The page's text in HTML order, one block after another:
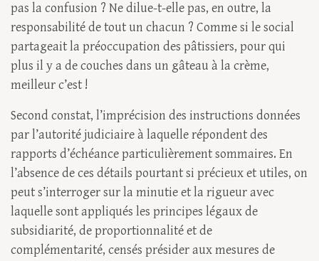
pas la confusion ? Ne dilue-t-elle pas, en outre, la
responsabilité de tout un chacun ? Comme si le social
partageait la préoccupation des pâtissiers, pour qui
plus il y a de couches dans un gâteau à la crème,
meilleur c’est !
Second constat, l’imprécision des instructions données
par l’autorité judiciaire à laquelle répondent des
rapports d’échéance particulièrement sommaires. En
l’absence de ces détails pourtant si précieux et utiles, on
peut s’interroger sur la minutie et la rigueur avec
laquelle sont appliqués les principes légaux de
subsidiarité, de proportionnalité et de
complémentarité, censés présider aux mesures de